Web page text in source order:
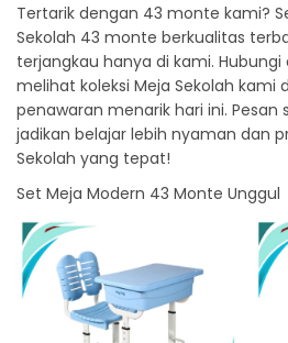
Tertarik dengan 43 monte kami?
Sekolah 43 monte berkualitas
terjangkau hanya di kami.
melihat koleksi Meja Sekolah kami
penawaran menarik hari ini. Pesan
jadikan belajar lebih nyaman dan
Sekolah yang tepat!
Set Meja Modern 43 Monte Unggul